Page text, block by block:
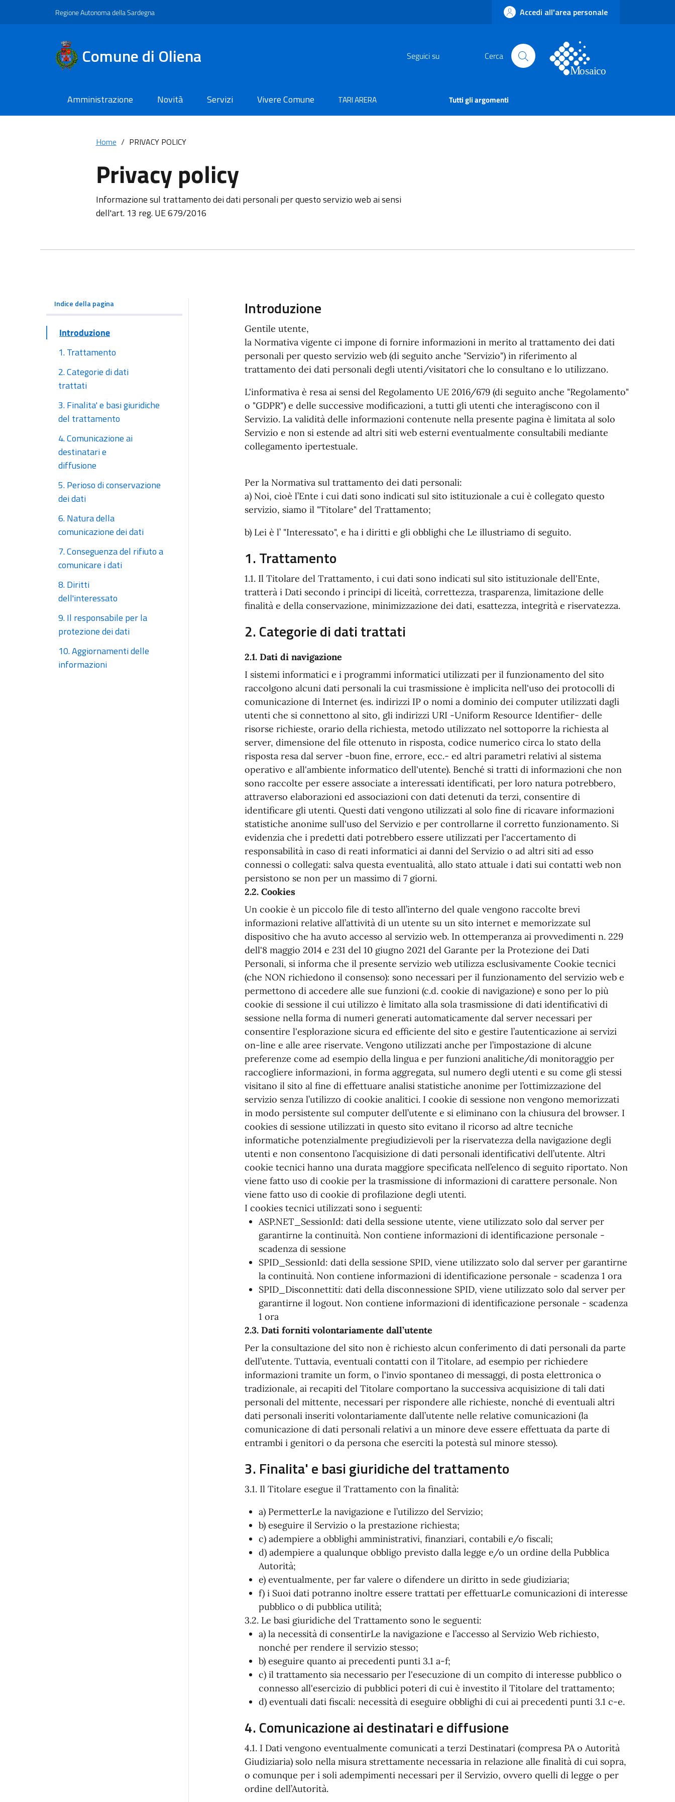
Regione Autonoma della Sardegna Accedi all'area personale
Comune di Oliena Seguici su Cerca
Amministrazione Novità Servizi Vivere Comune TARI ARERA Tutti gli argomenti
Home PRIVACY POLICY
Privacy policy
Informazione sul trattamento dei dati personali per questo servizio web ai sensi
dell'art. 13 reg. UE 679/2016
Indice della pagina
Introduzione
1. Trattamento
2. Categorie di dati
trattati
3. Finalita' e basi giuridiche
del trattamento
4. Comunicazione ai
destinatari e
diffusione
5. Perioso di conservazione
dei dati
6. Natura della
comunicazione dei dati
7. Conseguenza del rifiuto a
comunicare i dati
8. Diritti
dell'interessato
9. Il responsabile per la
protezione dei dati
10. Aggiornamenti delle
informazioni
Introduzione
Gentile utente,
la Normativa vigente ci impone di fornire informazioni in merito al trattamento dei dati
personali per questo servizio web (di seguito anche "Servizio") in riferimento al
trattamento dei dati personali degli utenti/visitatori che lo consultano e lo utilizzano.
L'informativa è resa ai sensi del Regolamento UE 2016/679 (di seguito anche "Regolamento"
o "GDPR") e delle successive modificazioni, a tutti gli utenti che interagiscono con il
Servizio. La validità delle informazioni contenute nella presente pagina è limitata al solo
Servizio e non si estende ad altri siti web esterni eventualmente consultabili mediante
collegamento ipertestuale.
Per la Normativa sul trattamento dei dati personali:
a) Noi, cioè l’Ente i cui dati sono indicati sul sito istituzionale a cui è collegato questo
servizio, siamo il "Titolare" del Trattamento;
b) Lei è l’ "Interessato", e ha i diritti e gli obblighi che Le illustriamo di seguito.
1. Trattamento
1.1. Il Titolare del Trattamento, i cui dati sono indicati sul sito istituzionale dell'Ente,
tratterà i Dati secondo i principi di liceità, correttezza, trasparenza, limitazione delle
finalità e della conservazione, minimizzazione dei dati, esattezza, integrità e riservatezza.
2. Categorie di dati trattati
2.1. Dati di navigazione
I sistemi informatici e i programmi informatici utilizzati per il funzionamento del sito
raccolgono alcuni dati personali la cui trasmissione è implicita nell'uso dei protocolli di
comunicazione di Internet (es. indirizzi IP o nomi a dominio dei computer utilizzati dagli
utenti che si connettono al sito, gli indirizzi URI -Uniform Resource Identifier- delle
risorse richieste, orario della richiesta, metodo utilizzato nel sottoporre la richiesta al
server, dimensione del file ottenuto in risposta, codice numerico circa lo stato della
risposta resa dal server -buon fine, errore, ecc.- ed altri parametri relativi al sistema
operativo e all'ambiente informatico dell'utente). Benché si tratti di informazioni che non
sono raccolte per essere associate a interessati identificati, per loro natura potrebbero,
attraverso elaborazioni ed associazioni con dati detenuti da terzi, consentire di
identificare gli utenti. Questi dati vengono utilizzati al solo fine di ricavare informazioni
statistiche anonime sull'uso del Servizio e per controllarne il corretto funzionamento. Si
evidenzia che i predetti dati potrebbero essere utilizzati per l'accertamento di
responsabilità in caso di reati informatici ai danni del Servizio o ad altri siti ad esso
connessi o collegati: salva questa eventualità, allo stato attuale i dati sui contatti web non
persistono se non per un massimo di 7 giorni.
2.2. Cookies
Un cookie è un piccolo file di testo all’interno del quale vengono raccolte brevi
informazioni relative all’attività di un utente su un sito internet e memorizzate sul
dispositivo che ha avuto accesso al servizio web. In ottemperanza ai provvedimenti n. 229
dell'8 maggio 2014 e 231 del 10 giugno 2021 del Garante per la Protezione dei Dati
Personali, si informa che il presente servizio web utilizza esclusivamente Cookie tecnici
(che NON richiedono il consenso): sono necessari per il funzionamento del servizio web e
permettono di accedere alle sue funzioni (c.d. cookie di navigazione) e sono per lo più
cookie di sessione il cui utilizzo è limitato alla sola trasmissione di dati identificativi di
sessione nella forma di numeri generati automaticamente dal server necessari per
consentire l'esplorazione sicura ed efficiente del sito e gestire l’autenticazione ai servizi
on-line e alle aree riservate. Vengono utilizzati anche per l’impostazione di alcune
preferenze come ad esempio della lingua e per funzioni analitiche/di monitoraggio per
raccogliere informazioni, in forma aggregata, sul numero degli utenti e su come gli stessi
visitano il sito al fine di effettuare analisi statistiche anonime per l’ottimizzazione del
servizio senza l’utilizzo di cookie analitici. I cookie di sessione non vengono memorizzati
in modo persistente sul computer dell’utente e si eliminano con la chiusura del browser. I
cookies di sessione utilizzati in questo sito evitano il ricorso ad altre tecniche
informatiche potenzialmente pregiudizievoli per la riservatezza della navigazione degli
utenti e non consentono l’acquisizione di dati personali identificativi dell’utente. Altri
cookie tecnici hanno una durata maggiore specificata nell’elenco di seguito riportato. Non
viene fatto uso di cookie per la trasmissione di informazioni di carattere personale. Non
viene fatto uso di cookie di profilazione degli utenti.
I cookies tecnici utilizzati sono i seguenti:
ASP.NET_SessionId: dati della sessione utente, viene utilizzato solo dal server per
garantirne la continuità. Non contiene informazioni di identificazione personale -
scadenza di sessione
SPID_SessionId: dati della sessione SPID, viene utilizzato solo dal server per garantirne
la continuità. Non contiene informazioni di identificazione personale - scadenza 1 ora
SPID_Disconnettiti: dati della disconnessione SPID, viene utilizzato solo dal server per
garantirne il logout. Non contiene informazioni di identificazione personale - scadenza
1 ora
2.3. Dati forniti volontariamente dall’utente
Per la consultazione del sito non è richiesto alcun conferimento di dati personali da parte
dell’utente. Tuttavia, eventuali contatti con il Titolare, ad esempio per richiedere
informazioni tramite un form, o l'invio spontaneo di messaggi, di posta elettronica o
tradizionale, ai recapiti del Titolare comportano la successiva acquisizione di tali dati
personali del mittente, necessari per rispondere alle richieste, nonché di eventuali altri
dati personali inseriti volontariamente dall’utente nelle relative comunicazioni (la
comunicazione di dati personali relativi a un minore deve essere effettuata da parte di
entrambi i genitori o da persona che eserciti la potestà sul minore stesso).
3. Finalita' e basi giuridiche del trattamento
3.1. Il Titolare esegue il Trattamento con la finalità:
a) PermetterLe la navigazione e l’utilizzo del Servizio;
b) eseguire il Servizio o la prestazione richiesta;
c) adempiere a obblighi amministrativi, finanziari, contabili e/o fiscali;
d) adempiere a qualunque obbligo previsto dalla legge e/o un ordine della Pubblica
Autorità;
e) eventualmente, per far valere o difendere un diritto in sede giudiziaria;
f) i Suoi dati potranno inoltre essere trattati per effettuarLe comunicazioni di interesse
pubblico o di pubblica utilità;
3.2. Le basi giuridiche del Trattamento sono le seguenti:
a) la necessità di consentirLe la navigazione e l’accesso al Servizio Web richiesto,
nonché per rendere il servizio stesso;
b) eseguire quanto ai precedenti punti 3.1 a-f;
c) il trattamento sia necessario per l'esecuzione di un compito di interesse pubblico o
connesso all'esercizio di pubblici poteri di cui è investito il Titolare del trattamento;
d) eventuali dati fiscali: necessità di eseguire obblighi di cui ai precedenti punti 3.1 c-e.
4. Comunicazione ai destinatari e diffusione
4.1. I Dati vengono eventualmente comunicati a terzi Destinatari (compresa PA o Autorità
Giudiziaria) solo nella misura strettamente necessaria in relazione alle finalità di cui sopra,
o comunque per i soli adempimenti necessari per il Servizio, ovvero quelli di legge o per
ordine dell’Autorità.